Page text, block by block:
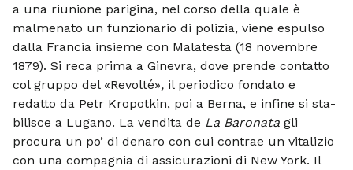
a una riunione pa­rigina, nel corso della quale è
malmenato un funzionario di polizia, viene espulso
dalla Francia insieme con Malatesta (18 novembre
1879). Si reca prima a Ginevra, dove prende contatto
col gruppo del «Revolté», il periodico fondato e
redatto da Petr Kropotkin, poi a Berna, e infine si sta­
bilisce a Lugano. La vendita de La Baronata gli
procura un po’ di denaro con cui contrae un vitalizio
con una compagnia di assicurazioni di New York. Il